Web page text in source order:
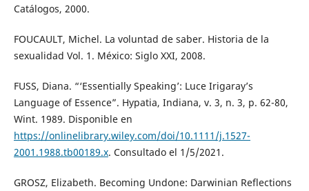
Catálogos, 2000.
FOUCAULT, Michel. La voluntad de saber. Historia de la
sexualidad Vol. 1. México: Siglo XXI, 2008.
FUSS, Diana. “‘Essentially Speaking’: Luce Irigaray’s
Language of Essence”. Hypatia, Indiana, v. 3, n. 3, p. 62-80,
Wint. 1989. Disponible en
https://onlinelibrary.wiley.com/doi/10.1111/j.1527-
2001.1988.tb00189.x. Consultado el 1/5/2021.
GROSZ, Elizabeth. Becoming Undone: Darwinian Reflections